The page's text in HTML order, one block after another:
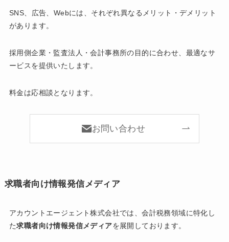
SNS、広告、Webには、それぞれ異なるメリット・デメリット
があります。
採用側企業・監査法人・会計事務所の目的に合わせ、最適なサ
ービスを提供いたします。
料金は応相談となります。
お問い合わせ
求職者向け情報発信メディア
アカウントエージェント株式会社では、会計税務領域に特化し
た求職者向け情報発信メディアを展開しております。